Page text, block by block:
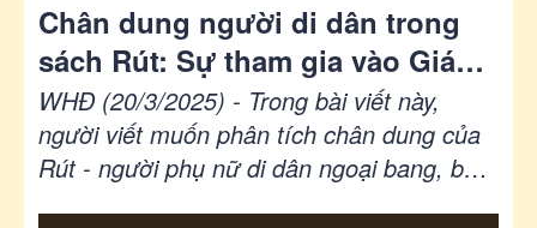
Chân dung người di dân trong
sách Rút: Sự tham gia vào Giáo
hội của người di dân hôm nay
WHĐ (20/3/2025) - Trong bài viết này,
người viết muốn phân tích chân dung của
Rút - người phụ nữ di dân ngoại bang, bất